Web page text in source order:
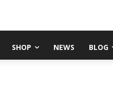
SHOP NEWS BLOG